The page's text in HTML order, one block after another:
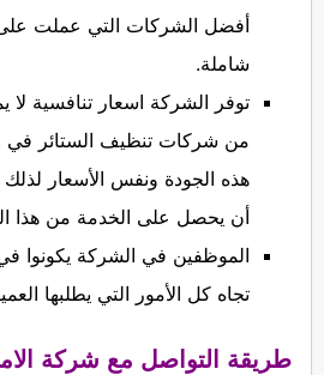
أفضل الشركات التي عملت
شاملة.
توفر الشركة اسعار تنافسية لا
من شركات تنظيف الستائر في
هذه الجودة ونفس الأسعار
أن يحصل على الخدمة من هذا
الموظفين في الشركة يكونوا في
تجاه كل الأمور التي يطلبها
طريقة التواصل مع شركة